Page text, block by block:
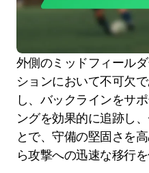
外側のミッドフィールダーは、守備のフォーメー
ションにおいて不可欠
し、バックラインをサ
ングを効果的に追跡し
とで、守備の堅固さを
ら攻撃への迅速な移行を